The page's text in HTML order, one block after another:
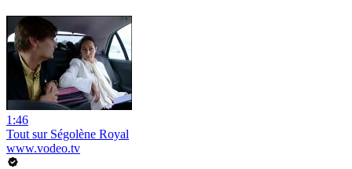
1:46
Tout sur Ségolène Royal
www.vodeo.tv